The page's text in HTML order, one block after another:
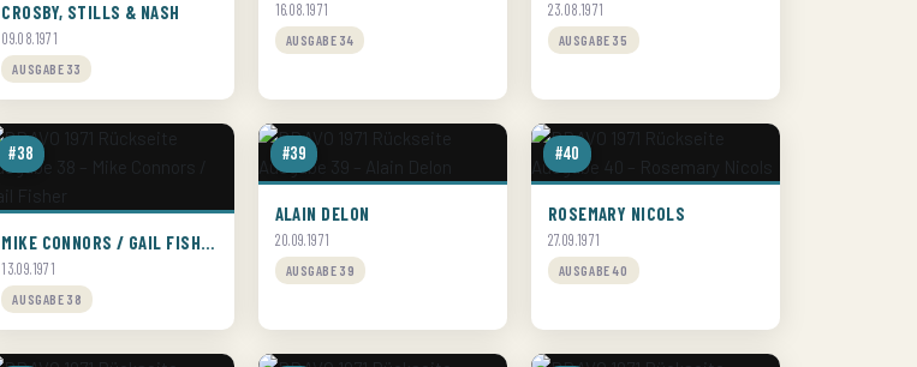
CROSBY, STILLS & NASH
09.08.1971
AUSGABE 33
16.08.1971
AUSGABE 34
23.08.1971
AUSGABE 35
#38
MIKE CONNORS / GAIL FISHER
13.09.1971
AUSGABE 38
#39
ALAIN DELON
20.09.1971
AUSGABE 39
#40
ROSEMARY NICOLS
27.09.1971
AUSGABE 40